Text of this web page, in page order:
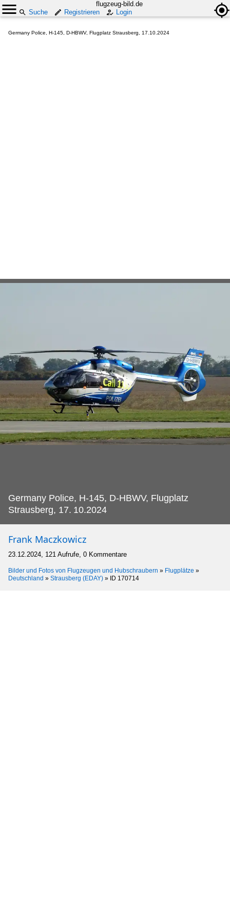
flugzeug-bild.de
Suche
Registrieren Login
Germany Police, H-145, D-HBWV, Flugplatz Strausberg, 17.10.2024
Germany Police, H-145, D-HBWV, Flugplatz
Strausberg, 17. 10.2024
Frank Maczkowicz
23.12.2024, 121 Aufrufe, 0 Kommentare
Bilder und Fotos von Flugzeugen und Hubschraubern » Flugplätze »
Deutschland » Strausberg (EDAY) » ID 170714